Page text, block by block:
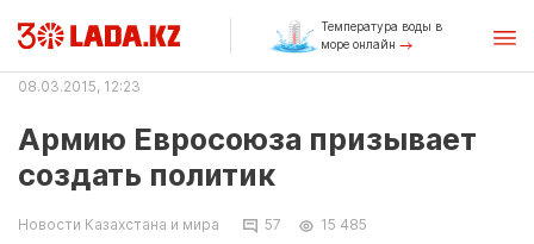
Температура воды в
море онлайн
08.03.2015, 12:23
Армию Евросоюза призывает
создать политик
Новости Казахстана и мира 57 15 485